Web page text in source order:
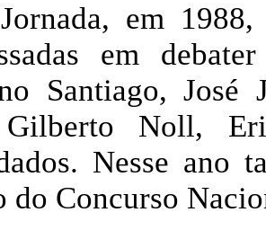
em
em
Santiago, José
Noll,
Nesse ano
do Concurso